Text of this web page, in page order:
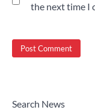
the next time I
Search News